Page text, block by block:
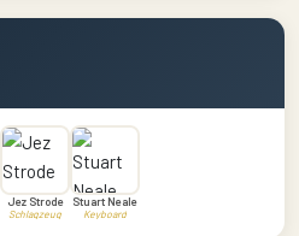
Jez Strode
Schlagzeug
Stuart Neale
Keyboard